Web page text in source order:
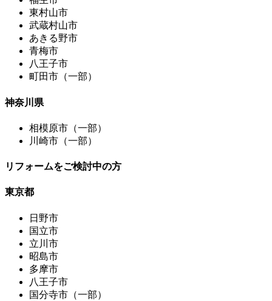
東村山市
武蔵村山市
あきる野市
青梅市
八王子市
町田市（一部）
神奈川県
相模原市（一部）
川崎市（一部）
リフォームをご検討中の方
東京都
日野市
国立市
立川市
昭島市
多摩市
八王子市
国分寺市（一部）